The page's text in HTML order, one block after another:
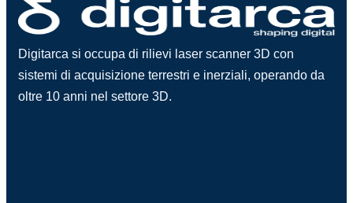
Digitarca si occupa di rilievi laser scanner 3D con
sistemi di acquisizione terrestri e inerziali, operando da
oltre 10 anni nel settore 3D.